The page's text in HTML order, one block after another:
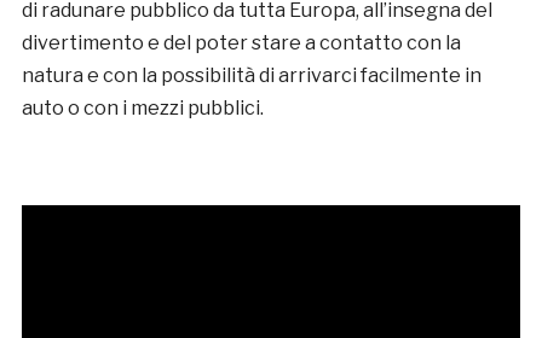
di radunare pubblico da tutta Europa, all’insegna del
divertimento e del poter stare a contatto con la
natura e con la possibilità di arrivarci facilmente in
auto o con i mezzi pubblici.